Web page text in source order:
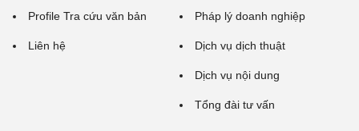
Profile Tra cứu văn bản
Liên hệ
Pháp lý doanh nghiệp
Dịch vụ dịch thuật
Dịch vụ nội dung
Tổng đài tư vấn